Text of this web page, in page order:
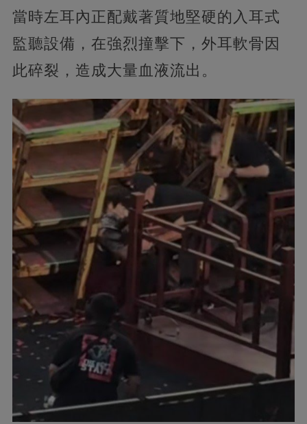
當時左耳內正配戴著質地堅硬的入耳式
監聽設備，在強烈撞擊下，外耳軟骨因
此碎裂，造成大量血液流出。